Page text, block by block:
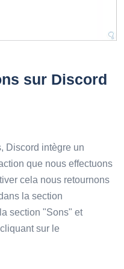
sur Discord
Discord intègre un
que nous effectuons
cela nous retournons
la section
section "Sons" et
sur le